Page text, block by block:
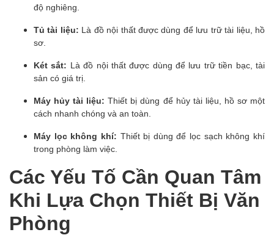
độ nghiêng.
Tủ tài liệu: Là đồ nội thất được dùng để lưu trữ tài liệu, hồ
sơ.
Két sắt: Là đồ nội thất được dùng để lưu trữ tiền bạc, tài
sản có giá trị.
Máy hủy tài liệu:Thiết bị dùng để hủy tài liệu, hồ sơ một
cách nhanh chóng và an toàn.
Máy lọc không khí: Thiết bị dùng để lọc sạch không khí
trong phòng làm việc.
Các Yếu Tố Cần Quan Tâm
Khi Lựa Chọn Thiết Bị Văn
Phòng